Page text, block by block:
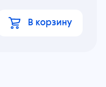
В корзину